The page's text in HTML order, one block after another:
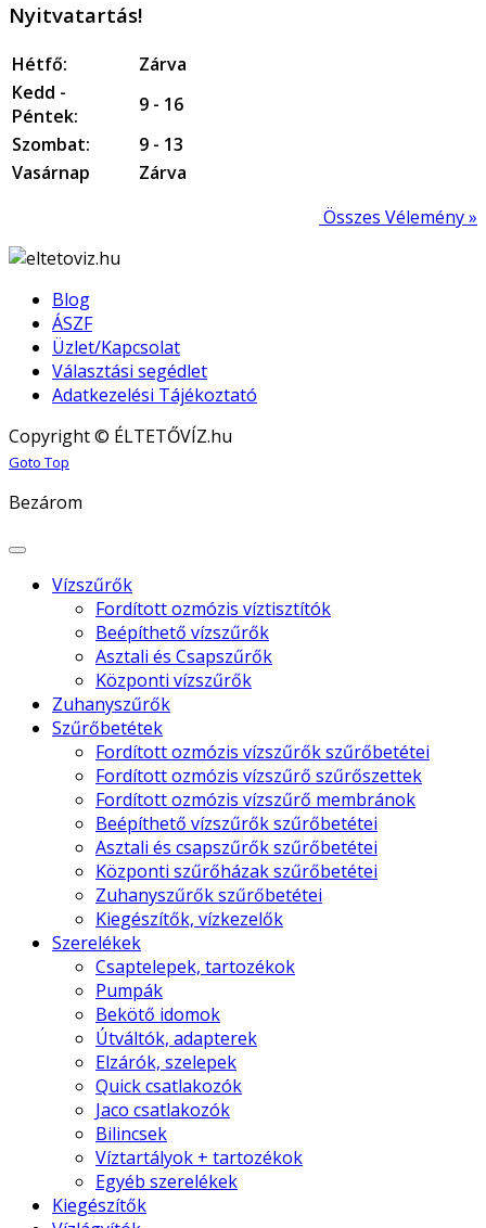
Nyitvatartás!
Hétfő:
Zárva
Kedd -
Péntek:
9 - 16
Szombat:
9 - 13
Vasárnap
Zárva
Összes Vélemény »
Blog
ÁSZF
Üzlet/Kapcsolat
Választási segédlet
Adatkezelési Tájékoztató
Copyright © ÉLTETŐVÍZ.hu
Joomla! 3 Templates
Goto Top
Bezárom
Vízszűrők
Fordított ozmózis víztisztítók
Beépíthető vízszűrők
Asztali és Csapszűrők
Központi vízszűrők
Zuhanyszűrők
Szűrőbetétek
Fordított ozmózis vízszűrők szűrőbetétei
Fordított ozmózis vízszűrő szűrőszettek
Fordított ozmózis vízszűrő membránok
Beépíthető vízszűrők szűrőbetétei
Asztali és csapszűrők szűrőbetétei
Központi szűrőházak szűrőbetétei
Zuhanyszűrők szűrőbetétei
Kiegészítők, vízkezelők
Szerelékek
Csaptelepek, tartozékok
Pumpák
Bekötő idomok
Útváltók, adapterek
Elzárók, szelepek
Quick csatlakozók
Jaco csatlakozók
Bilincsek
Víztartályok + tartozékok
Egyéb szerelékek
Kiegészítők